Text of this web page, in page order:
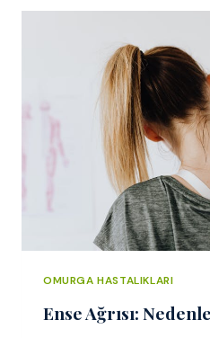
OMURGA HASTALIKLARI
Ense Ağrısı: